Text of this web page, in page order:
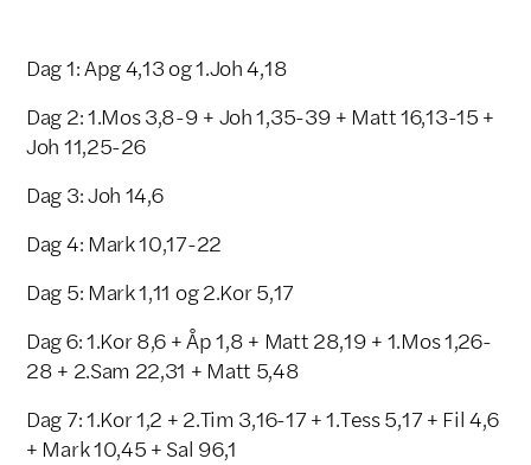
Dag 1: Apg 4,13 og 1.Joh 4,18
Dag 2: 1.Mos 3,8-9 + Joh 1,35-39 + Matt 16,13-15 +
Joh 11,25-26
Dag 3: Joh 14,6
Dag 4: Mark 10,17-22
Dag 5: Mark 1,11 og 2.Kor 5,17
Dag 6: 1.Kor 8,6 + Åp 1,8 + Matt 28,19 + 1.Mos 1,26-
28 + 2.Sam 22,31 + Matt 5,48
Dag 7: 1.Kor 1,2 + 2.Tim 3,16-17 + 1.Tess 5,17 + Fil 4,6
+ Mark 10,45 + Sal 96,1